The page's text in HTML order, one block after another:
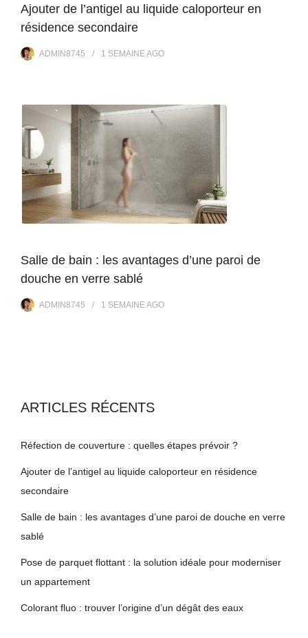
Ajouter de l’antigel au liquide caloporteur en
résidence secondaire
ADMIN8745 1 SEMAINE AGO
Salle de bain : les avantages d’une paroi de
douche en verre sablé
ADMIN8745 1 SEMAINE AGO
ARTICLES RÉCENTS
Réfection de couverture : quelles étapes prévoir ?
Ajouter de l’antigel au liquide caloporteur en résidence
secondaire
Salle de bain : les avantages d’une paroi de douche en verre
sablé
Pose de parquet flottant : la solution idéale pour moderniser
un appartement
Colorant fluo : trouver l’origine d’un dégât des eaux